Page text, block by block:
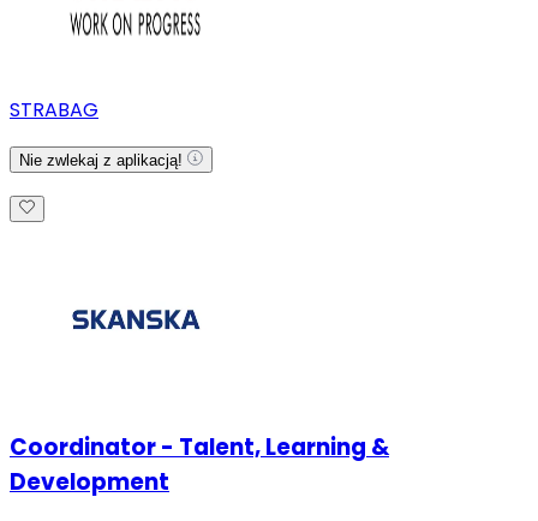
STRABAG
Nie zwlekaj z aplikacją!
Coordinator - Talent, Learning &
Development